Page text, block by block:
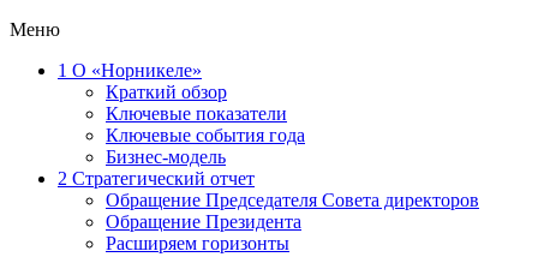
Меню
1 О «Норникеле»
Краткий обзор
Ключевые показатели
Ключевые события года
Бизнес-модель
2 Стратегический отчет
Обращение Председателя Совета директоров
Обращение Президента
Расширяем горизонты